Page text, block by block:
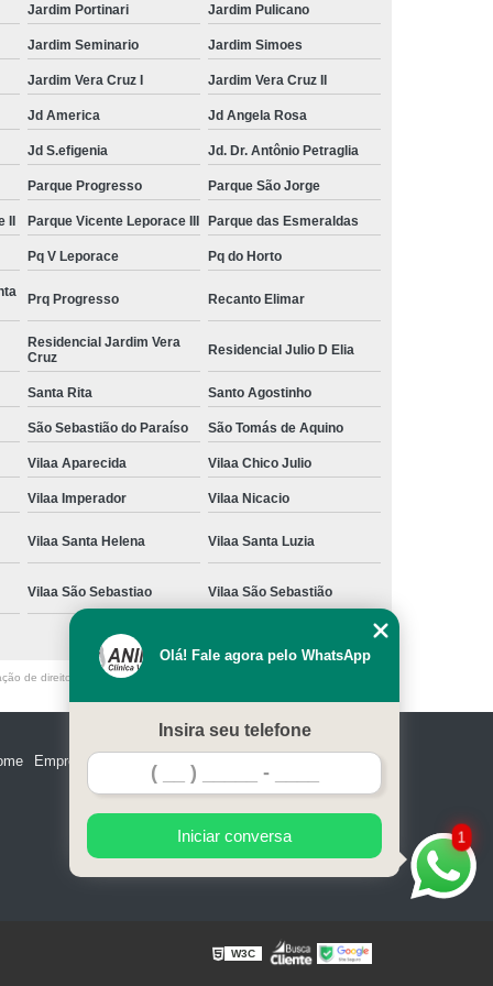
Jardim Portinari Jardim Pulicano
Jardim Seminario Jardim Simoes
Jardim Vera Cruz I Jardim Vera Cruz II
Jd America Jd Angela Rosa
Jd S.efigenia Jd. Dr. Antônio Petraglia
Parque Progresso Parque São Jorge
Parque Vicente Leporace III Parque das Esmeraldas
Pq V Leporace Pq do Horto
Prq Progresso Recanto Elimar
Residencial Jardim Vera
Cruz
Residencial Julio D Elia
Santa Rita Santo Agostinho
São Sebastião do Paraíso São Tomás de Aquino
Vilaa Aparecida Vilaa Chico Julio
Vilaa Imperador Vilaa Nicacio
Vilaa Santa Helena Vilaa Santa Luzia
Vilaa São Sebastiao Vilaa São Sebastião
de direito autoral – artigo 184 do Código Penal –
Empresa
1
Olá! Fale agora pelo WhatsApp
Insira seu telefone
Iniciar conversa
W3C